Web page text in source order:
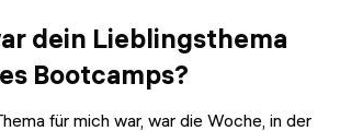
dein Lieblingsthema
Bootcamps?
für mich war, war die Woche, in der